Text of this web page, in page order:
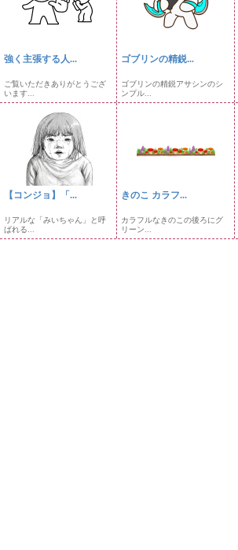
強く主張する人...
ご覧いただきありがとうござ
います...
ゴブリンの精鋭...
ゴブリンの精鋭アサシンのシ
ンプル...
【コンジョ】「...
リアルな「みいちゃん」と呼
ばれる...
きのこ カラフ...
カラフルなきのこの後ろにグ
リーン...